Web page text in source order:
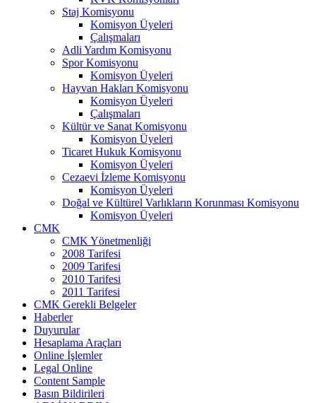
Staj Komisyonu
Komisyon Üyeleri
Çalışmaları
Adli Yardım Komisyonu
Spor Komisyonu
Komisyon Üyeleri
Hayvan Hakları Komisyonu
Komisyon Üyeleri
Çalışmaları
Kültür ve Sanat Komisyonu
Komisyon Üyeleri
Ticaret Hukuk Komisyonu
Komisyon Üyeleri
Cezaevi İzleme Komisyonu
Komisyon Üyeleri
Doğal ve Kültürel Varlıkların Korunması Komisyonu
Komisyon Üyeleri
CMK
CMK Yönetmenliği
2008 Tarifesi
2009 Tarifesi
2010 Tarifesi
2011 Tarifesi
CMK Gerekli Belgeler
Haberler
Duyurular
Hesaplama Araçları
Online İşlemler
Legal Online
Content Sample
Basın Bildirileri